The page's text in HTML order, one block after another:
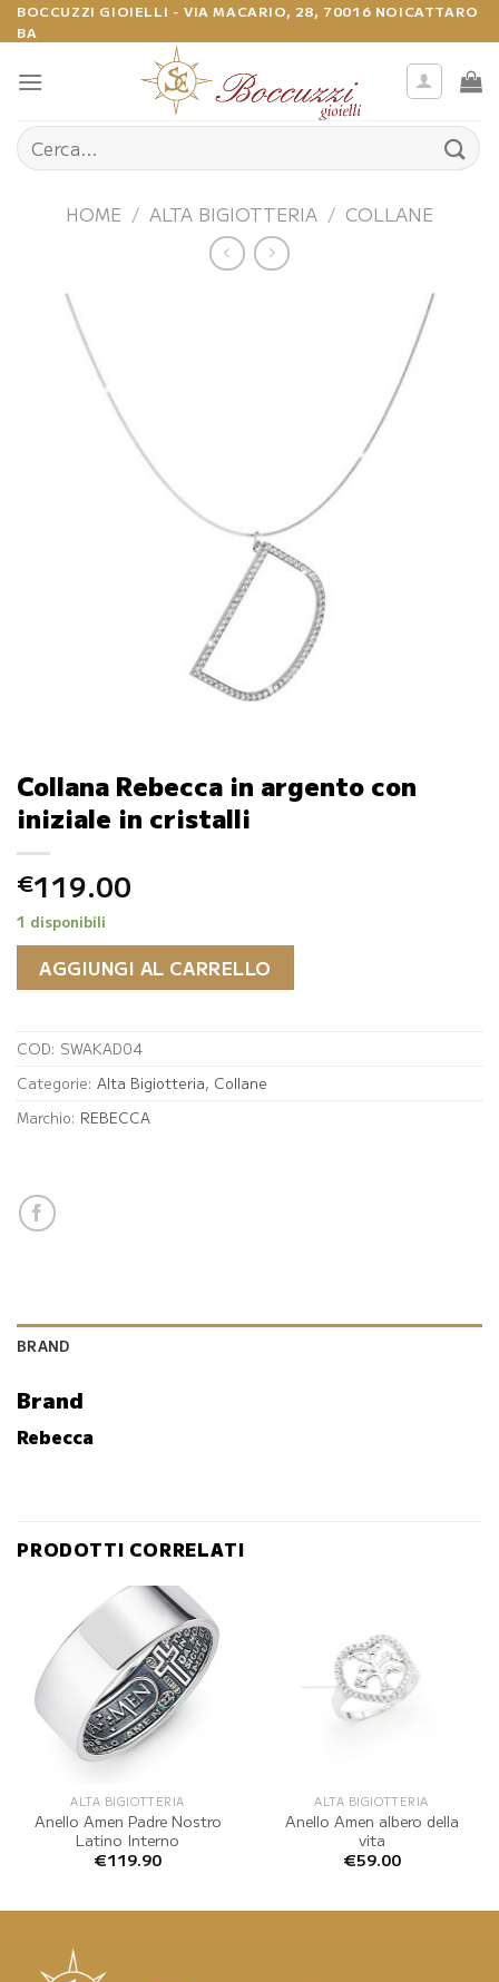
Salta
ai
contenuti
BOCCUZZI GIOIELLI - VIA MACARIO, 28, 70016 NOICATTARO
BA
Cerca:
HOME / ALTA BIGIOTTERIA / COLLANE
Collana Rebecca in argento con
iniziale in cristalli
€119.00
1 disponibili
AGGIUNGI AL CARRELLO
COD: SWAKAD04
Categorie: Alta Bigiotteria, Collane
Marchio: REBECCA
BRAND
Brand
Rebecca
PRODOTTI CORRELATI
ALTA BIGIOTTERIA
Anello Amen Padre Nostro
Latino Interno
€119.90
ALTA BIGIOTTERIA
Anello Amen albero della
vita
€59.00